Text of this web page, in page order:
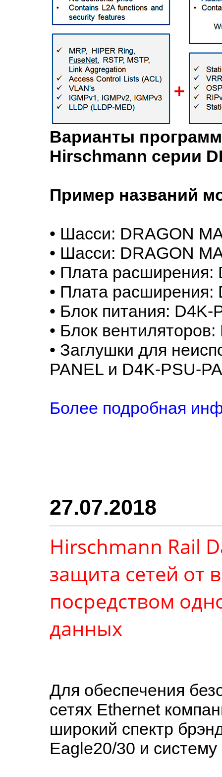
Варианты
Hirschmann серии
Пример названий
• Шасси: DRAGON
• Шасси: DRAGON
• Плата расширения:
• Плата расширения:
• Блок питания: D4K-
• Блок
• Заглушки для
PANEL и D4K-PSU-
Более подробная
27.07.2018
Hirschmann Rail
защита сетей от
посредством
данных
Для обеспечения
сетях Ethernet
широкий спектр
Eagle20/30 и